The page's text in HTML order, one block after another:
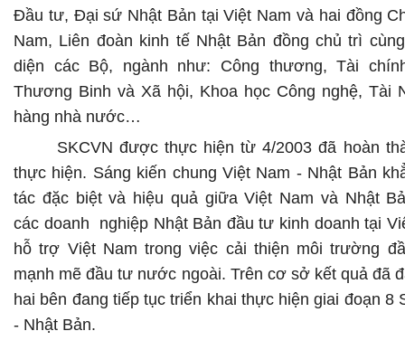
Đầu tư, Đại sứ Nhật Bản tại Việt Nam và hai đồng
Nam, Liên đoàn kinh tế Nhật Bản đồng chủ trì
diện các Bộ, ngành như: Công thương, Tài
Thương Binh và Xã hội, Khoa học Công nghệ, Tài
hàng nhà nước…
SKCVN được thực hiện từ 4/2003 đã hoàn
thực hiện. Sáng kiến chung Việt Nam - Nhật Bản
tác đặc biệt và hiệu quả giữa Việt Nam và Nhật
các doanh nghiệp Nhật Bản đầu tư kinh doanh tại
hỗ trợ Việt Nam trong việc cải thiện môi trường
mạnh mẽ đầu tư nước ngoài. Trên cơ sở kết quả đã
hai bên đang tiếp tục triển khai thực hiện giai đoạn 8
- Nhật Bản.